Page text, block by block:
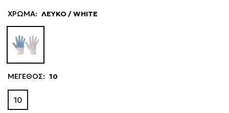
ΧΡΩΜΑ: ΛΕΥΚΟ / WHITE
ΜΕΓΕΘΟΣ: 10
10